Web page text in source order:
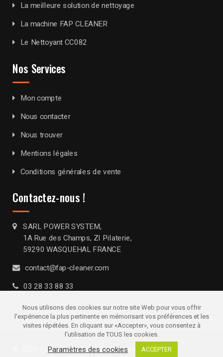
La meilleure solution de nettoyage
La machine FAP CLEANER
Le Nettoyant CC082
Nos Services
Mon compte
Nous contacter
Nous trouver
Mentions légales
Conditions générales de vente
Contactez-nous !
SARL POWER SYSTEM,
1A Rue des Champs, ZI Pilaterie,
59290 WASQUEHAL FRANCE
contact@fap-cleaner.com
03 28 33 88 33
Fap-cleaner. Tous droits réservés
Nous utilisons des cookies sur notre site Web pour vous offrir
l'expérience la plus pertinente en mémorisant vos préférences et les
visites répétées. En cliquant sur «Accepter», vous consentez à
l'utilisation de TOUS les cookies.
Paramètres des cookies ACCEPTER